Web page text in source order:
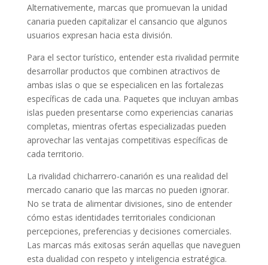
Alternativemente, marcas que promuevan la unidad
canaria pueden capitalizar el cansancio que algunos
usuarios expresan hacia esta división.
Para el sector turístico, entender esta rivalidad permite
desarrollar productos que combinen atractivos de
ambas islas o que se especialicen en las fortalezas
específicas de cada una. Paquetes que incluyan ambas
islas pueden presentarse como experiencias canarias
completas, mientras ofertas especializadas pueden
aprovechar las ventajas competitivas específicas de
cada territorio.
La rivalidad chicharrero-canarión es una realidad del
mercado canario que las marcas no pueden ignorar.
No se trata de alimentar divisiones, sino de entender
cómo estas identidades territoriales condicionan
percepciones, preferencias y decisiones comerciales.
Las marcas más exitosas serán aquellas que naveguen
esta dualidad con respeto y inteligencia estratégica.